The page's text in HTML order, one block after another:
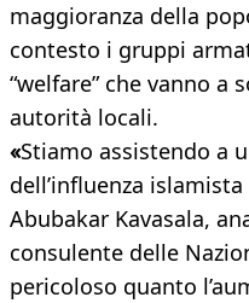
maggioranza della
contesto i gruppi
“welfare” che vanno a
autorità locali.
«Stiamo assistendo a
dell’influenza
Abubakar Kavasala,
consulente delle
pericoloso quanto